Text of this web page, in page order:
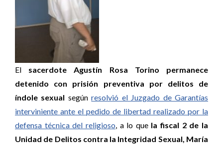
El sacerdote Agustín Rosa Torino permanece
detenido con prisión preventiva por delitos de
índole sexual segúnresolvió el Juzgado de Garantías
interviniente ante el pedido de libertad realizado por la
defensa técnica del religioso, a lo que la fiscal 2 de la
Unidad de Delitos contra la Integridad Sexual, María